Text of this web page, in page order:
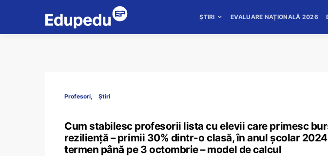
ȘTIRI EVALUARE NAȚIONALĂ 2026
Profesori Știri
Cum stabilesc profesorii lista cu elevii care primesc
reziliență – primii 30% dintr-o clasă, în anul școlar
termen până pe 3 octombrie – model de calcul